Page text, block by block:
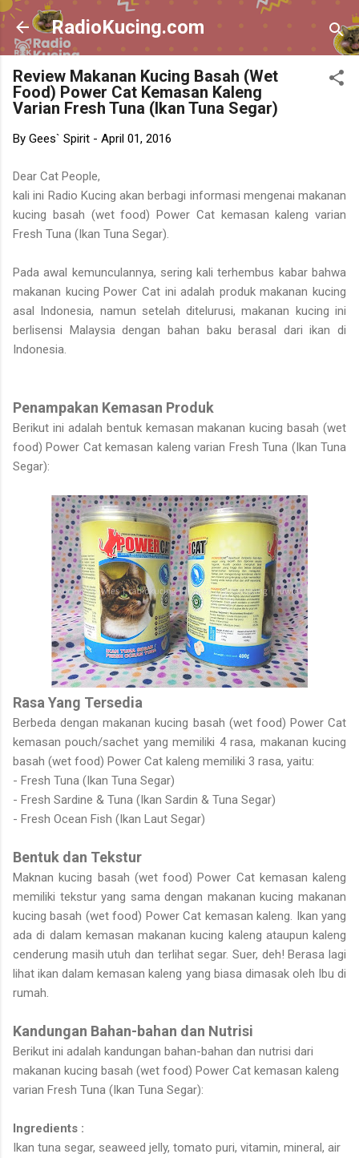
Skip to main content
RadioKucing.com
Review Makanan Kucing Basah (Wet
Food) Power Cat Kemasan Kaleng
Varian Fresh Tuna (Ikan Tuna Segar)
By Gees` Spirit - April 01, 2016
Dear Cat People,
kali ini Radio Kucing akan berbagi informasi mengenai makanan
kucing basah (wet food) Power Cat kemasan kaleng varian
Fresh Tuna (Ikan Tuna Segar).
Pada awal kemunculannya, sering kali terhembus kabar bahwa
makanan kucing Power Cat ini adalah produk makanan kucing
asal Indonesia, namun setelah ditelurusi, makanan kucing ini
berlisensi Malaysia dengan bahan baku berasal dari ikan di
Indonesia.
Penampakan Kemasan Produk
Berikut ini adalah bentuk kemasan makanan kucing basah (wet
food) Power Cat kemasan kaleng varian Fresh Tuna (Ikan Tuna
Segar):
Rasa Yang Tersedia
Berbeda dengan makanan kucing basah (wet food) Power Cat
kemasan pouch/sachet yang memiliki 4 rasa, makanan kucing
basah (wet food) Power Cat kaleng memiliki 3 rasa, yaitu:
- Fresh Tuna (Ikan Tuna Segar)
- Fresh Sardine & Tuna (Ikan Sardin & Tuna Segar)
- Fresh Ocean Fish (Ikan Laut Segar)
Bentuk dan Tekstur
Maknan kucing basah (wet food) Power Cat kemasan kaleng
memiliki tekstur yang sama dengan makanan kucing makanan
kucing basah (wet food) Power Cat kemasan kaleng. Ikan yang
ada di dalam kemasan makanan kucing kaleng ataupun kaleng
cenderung masih utuh dan terlihat segar. Suer, deh! Berasa lagi
lihat ikan dalam kemasan kaleng yang biasa dimasak oleh Ibu di
rumah.
Kandungan Bahan-bahan dan Nutrisi
Berikut ini adalah kandungan bahan-bahan dan nutrisi dari
makanan kucing basah (wet food) Power Cat kemasan kaleng
varian Fresh Tuna (Ikan Tuna Segar):
Ingredients :
Ikan tuna segar, seaweed jelly, tomato puri, vitamin, mineral, air